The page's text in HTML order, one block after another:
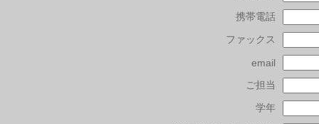
携帯電話
ファックス
email
ご担当
学年